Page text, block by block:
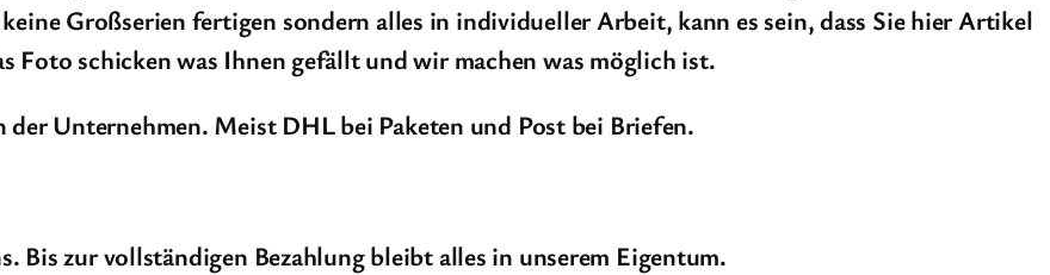
Großserien fertigen sondern alles in individueller Arbeit, kann es sein, dass Sie hier Artikel
schicken was Ihnen gefällt und wir machen was möglich ist.
Unternehmen. Meist DHL bei Paketen und Post bei Briefen.
Bis zur vollständigen Bezahlung bleibt alles in unserem Eigentum.